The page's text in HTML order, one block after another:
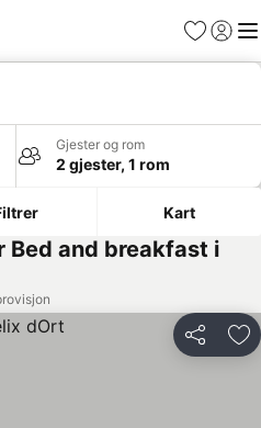
Favoritter
Logg
Gjester og rom
2 gjester, 1 rom
Kart
Bed and breakfast i
Del